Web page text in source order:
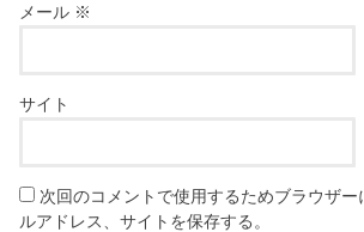
メール ※
サイト
次回のコメントで使用するためブラウザー
ルアドレス、サイトを保存する。